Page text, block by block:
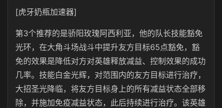
[虎牙奶瓶加速器]
第3个推荐的是骄阳玫瑰阿西利亚，他的队长技能豁免
光环，在大角斗场战斗中提升友方目标65点豁免，豁
免的效果是降低对方对英雄释放减益、控制效果的成功
几率。技能白金光辉，对范围内的友方目标进行治疗，
大招圣光降临，将友方目标身上的所有减益状态全部移
除，并施加免疫减益状态，此后持续进行治疗。该英雄